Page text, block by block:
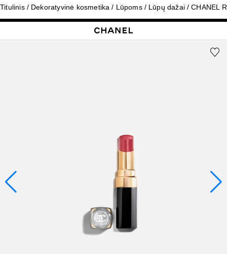
Titulinis Dekoratyvinė kosmetika Lūpoms Lūpų dažai CHANEL